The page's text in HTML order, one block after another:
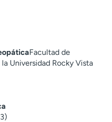
Facultad de
Universidad Rocky Vista